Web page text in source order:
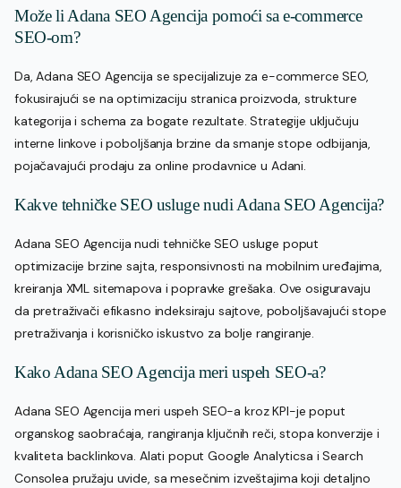
Može li Adana SEO Agencija pomoći sa e-commerce
SEO-om?
Da, Adana SEO Agencija se specijalizuje za e-commerce SEO,
fokusirajući se na optimizaciju stranica proizvoda, strukture
kategorija i schema za bogate rezultate. Strategije uključuju
interne linkove i poboljšanja brzine da smanje stope odbijanja,
pojačavajući prodaju za online prodavnice u Adani.
Kakve tehničke SEO usluge nudi Adana SEO Agencija?
Adana SEO Agencija nudi tehničke SEO usluge poput
optimizacije brzine sajta, responsivnosti na mobilnim uređajima,
kreiranja XML sitemapova i popravke grešaka. Ove osiguravaju
da pretraživači efikasno indeksiraju sajtove, poboljšavajući stope
pretraživanja i korisničko iskustvo za bolje rangiranje.
Kako Adana SEO Agencija meri uspeh SEO-a?
Adana SEO Agencija meri uspeh SEO-a kroz KPI-je poput
organskog saobraćaja, rangiranja ključnih reči, stopa konverzije i
kvaliteta backlinkova. Alati poput Google Analyticsa i Search
Consolea pružaju uvide, sa mesečnim izveštajima koji detaljno